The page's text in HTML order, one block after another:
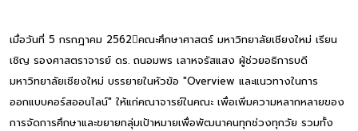
เมื่อวันที่ 5 กรกฎาคม 2562คณะศึกษาศาสตร์ มหาวิทยาลัยเชียงใหม่ เรียน
เชิญ รองศาสตราจารย์ ดร. ถนอมพร เลาหจรัสแสง ผู้ช่วยอธิการบดี
มหาวิทยาลัยเชียงใหม่ บรรยายในหัวข้อ "Overview และแนวทางในการ
ออกแบบคอร์สออนไลน์" ให้แก่คณาจารย์ในคณะ เพื่อเพิ่มความหลากหลายของ
การจัดการศึกษาและขยายกลุ่มเป้าหมายเพื่อพัฒนาคนทุกช่วงทุกวัย รวมทั้ง